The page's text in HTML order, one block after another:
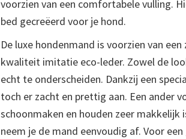
voorzien van een comfortabele vulling.
bed gecreëerd voor je hond.
De luxe hondenmand is voorzien van
kwaliteit imitatie eco-leder. Zowel de
echt te onderscheiden. Dankzij een
toch er zacht en prettig aan. Een ander
schoonmaken en houden zeer makkelijk
neem je de mand eenvoudig af. Voor